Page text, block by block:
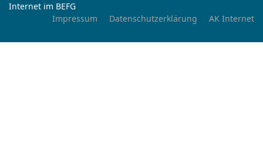
Internet im BEFG
Impressum
Datenschutzerklärung AK Internet